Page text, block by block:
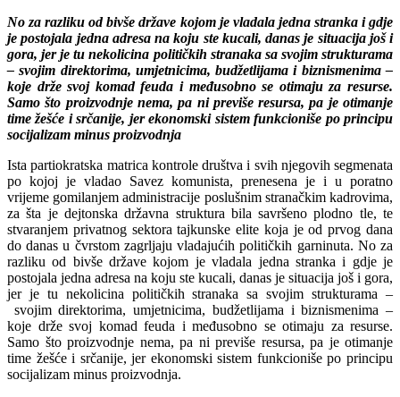
No za razliku od bivše države kojom je vladala jedna stranka i gdje
je postojala jedna adresa na koju ste kucali, danas je situacija još i
gora, jer je tu nekolicina političkih stranaka sa svojim strukturama
– svojim direktorima, umjetnicima, budžetlijama i biznismenima –
koje drže svoj komad feuda i međusobno se otimaju za resurse.
Samo što proizvodnje nema, pa ni previše resursa, pa je otimanje
time žešće i srčanije, jer ekonomski sistem funkcioniše po principu
socijalizam minus proizvodnja
Ista partiokratska matrica kontrole društva i svih njegovih segmenata
po kojoj je vladao Savez komunista, prenesena je i u poratno
vrijeme gomilanjem administracije poslušnim stranačkim kadrovima,
za šta je dejtonska državna struktura bila savršeno plodno tle, te
stvaranjem privatnog sektora tajkunske elite koja je od prvog dana
do danas u čvrstom zagrljaju vladajućih političkih garninuta. No za
razliku od bivše države kojom je vladala jedna stranka i gdje je
postojala jedna adresa na koju ste kucali, danas je situacija još i gora,
jer je tu nekolicina političkih stranaka sa svojim strukturama –
svojim direktorima, umjetnicima, budžetlijama i biznismenima –
koje drže svoj komad feuda i međusobno se otimaju za resurse.
Samo što proizvodnje nema, pa ni previše resursa, pa je otimanje
time žešće i srčanije, jer ekonomski sistem funkcioniše po principu
socijalizam minus proizvodnja.